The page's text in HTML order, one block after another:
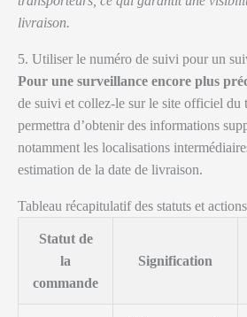
livraison.
5. Utiliser le numéro de suivi pour un
Pour une surveillance encore plus
de suivi et collez-le sur le site officiel du
permettra d’obtenir des informations
notamment les localisations
estimation de la date de livraison.
Tableau récapitulatif des statuts et
Statut de
la
commande
Signification